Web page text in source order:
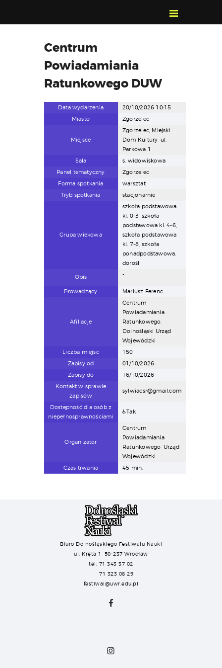
PAMIĘTAJ!
O FESTIWALU
PROGRAM
WYSZUKIWARKA
WYDARZEŃ
Centrum
Powiadamiania
Ratunkowego DUW
Data wydarzenia
20/10/2026 10:15
Miasto
Zgorzelec
Miejsce
Zgorzelec, Miejski
Dom Kultury, ul.
Parkowa 1
Sala
s. widowiskowa
Panel tematyczny
Zgorzelec
Forma spotkania
warsztat
Tryb spotkania
stacjonarnie
Grupa wiekowa
szkoła podstawowa
kl. 0-3, szkoła
podstawowa kl. 4-6,
szkoła podstawowa
kl. 7-8, szkoła
ponadpodstawowa,
dorośli
Opis -
Prowadzący Mariusz Ferenc
Afiliacje
Centrum
Powiadamiania
Ratunkowego,
Dolnośląski Urząd
Wojewódzki
Liczba miejsc
150
Zapisy od
01/10/2026
Zapisy do
16/10/2026
Kontakt w sprawie
zapisów
sylwiacsr@gmail.com
Dostępność dla osób z
niepełnosprawnościami
♿Tak
Organizator
Centrum
Powiadamiania
Ratunkowego, Urząd
Wojewódzki
Czas trwania
45 min.
Biuro Dolnośląskiego Festiwalu Nauki
ul. Kręta 1, 50-237 Wrocław
tel: 71 343 37 02
71 323 08 29
festiwal@uwr.edu.pl